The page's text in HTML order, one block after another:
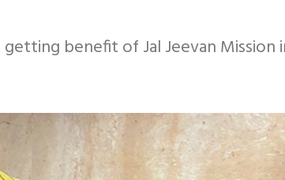
benefit of Jal Jeevan Mission